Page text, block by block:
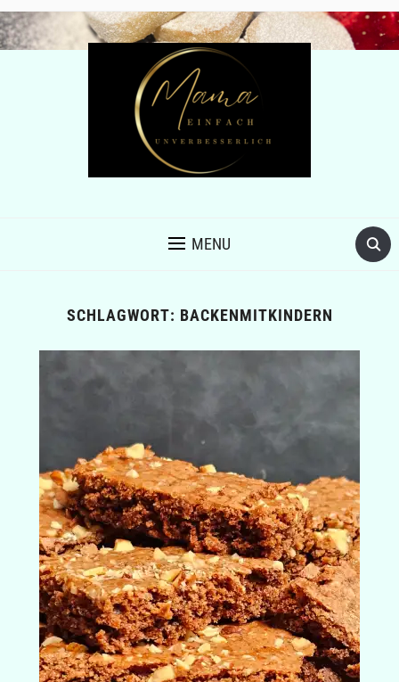
MENU
SCHLAGWORT: BACKENMITKINDERN